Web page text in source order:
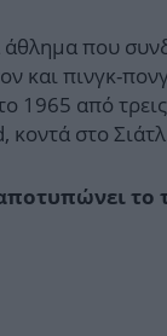
που
και πινγκ-
1965 από
κοντά στο
το